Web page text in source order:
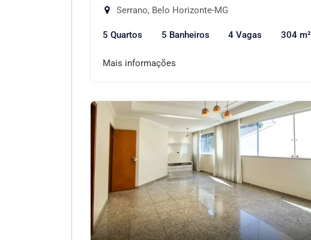
Serrano, Belo Horizonte-MG
5 Quartos 5 Banheiros 4 Vagas 304 m²
Mais informações